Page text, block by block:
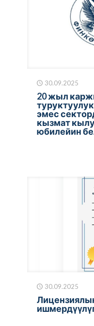
30.09.2025
20 жыл
эмес
кызмат
юбилейин
30.09.2025